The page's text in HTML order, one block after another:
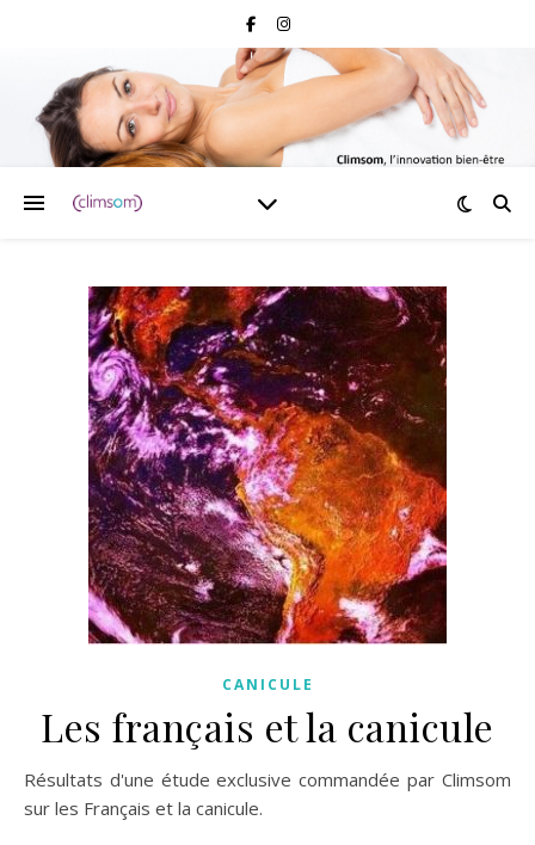
CANICULE
Les français et la canicule
Résultats d'une étude exclusive commandée par Climsom
sur les Français et la canicule.